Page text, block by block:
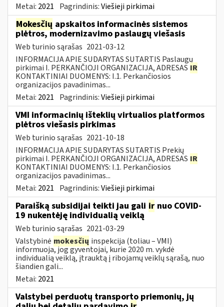
Metai: 2021 Pagrindinis:Viešieji pirkimai
Mokesčių apskaitos informacinės sistemos
plėtros, modernizavimo paslaugų viešasis
Web turinio sąrašas 2021-03-12
INFORMACIJA APIE SUDARYTAS SUTARTIS Paslaugų
pirkimai I. PERKANČIOJI ORGANIZACIJA, ADRESAS IR
KONTAKTINIAI DUOMENYS: I.1. Perkančiosios
organizacijos pavadinimas...
Metai: 2021 Pagrindinis:Viešieji pirkimai
VMI informacinių išteklių virtualios platformos
plėtros viešasis pirkimas
Web turinio sąrašas 2021-10-18
INFORMACIJA APIE SUDARYTAS SUTARTIS Prekių
pirkimai I. PERKANČIOJI ORGANIZACIJA, ADRESAS IR
KONTAKTINIAI DUOMENYS: I.1. Perkančiosios
organizacijos pavadinimas...
Metai: 2021 Pagrindinis:Viešieji pirkimai
Paraišką subsidijai teikti jau gali ir nuo COVID-
19 nukentėję individualią veiklą
Web turinio sąrašas 2021-03-29
Valstybinė mokesčių inspekcija (toliau – VMI)
informuoja, jog gyventojai, kurie 2020 m. vykdė
individualią veiklą, įtrauktą į ribojamų veiklų sąrašą, nuo
šiandien gali...
Metai: 2021
Valstybei perduotų transporto priemonių, jų